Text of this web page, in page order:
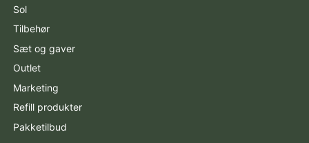
Sol
Tilbehør
Sæt og gaver
Outlet
Marketing
Refill produkter
Pakketilbud